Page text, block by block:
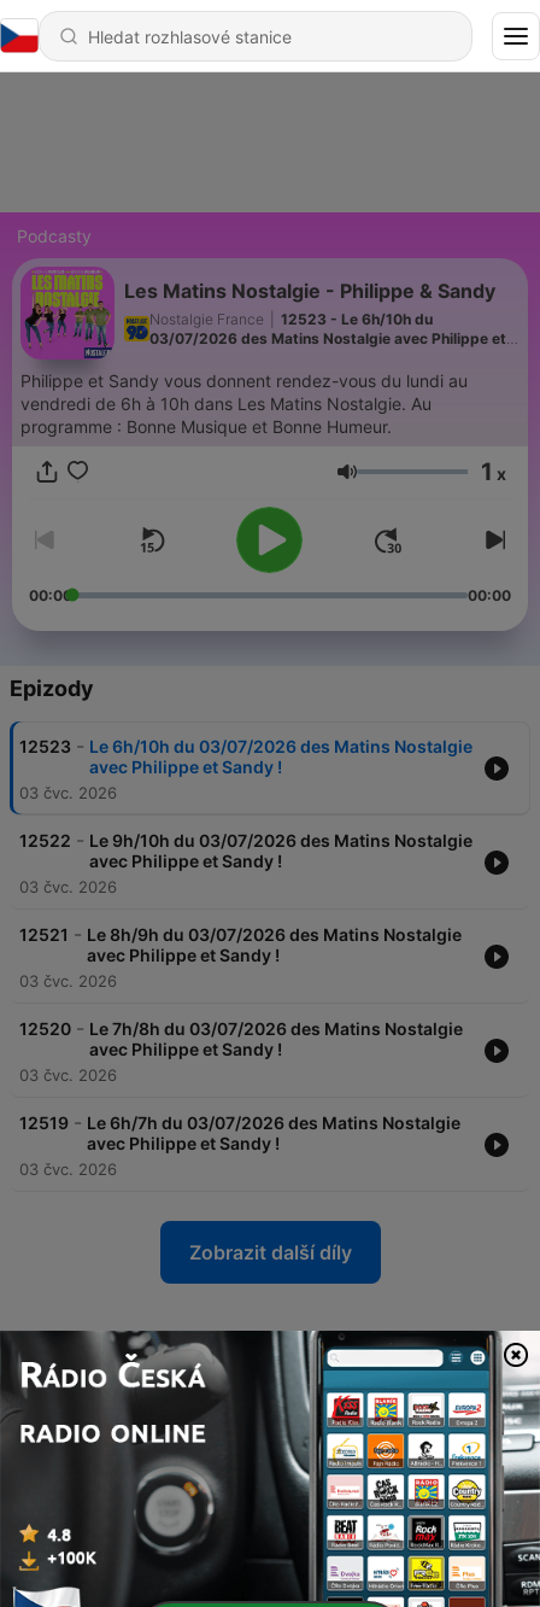
Podcasty
Les Matins Nostalgie - Philippe & Sandy
Nostalgie France
12523 - Le 6h/10h du
03/07/2026 des Matins Nostalgie avec Philippe et
Philippe et Sandy vous donnent rendez-vous du lundi au
vendredi de 6h à 10h dans Les Matins Nostalgie. Au
programme : Bonne Musique et Bonne Humeur.
Hlasitost 1 x
00:00 00:00
Epizody
12523 - Le 6h/10h du 03/07/2026 des Matins Nostalgie
avec Philippe et Sandy !
03 čvc. 2026
12522 - Le 9h/10h du 03/07/2026 des Matins Nostalgie
avec Philippe et Sandy !
03 čvc. 2026
12521 - Le 8h/9h du 03/07/2026 des Matins Nostalgie
avec Philippe et Sandy !
03 čvc. 2026
12520 - Le 7h/8h du 03/07/2026 des Matins Nostalgie
avec Philippe et Sandy !
03 čvc. 2026
12519 - Le 6h/7h du 03/07/2026 des Matins Nostalgie
avec Philippe et Sandy !
03 čvc. 2026
Zobrazit další díly
Podcasty NOSTALGIE 90